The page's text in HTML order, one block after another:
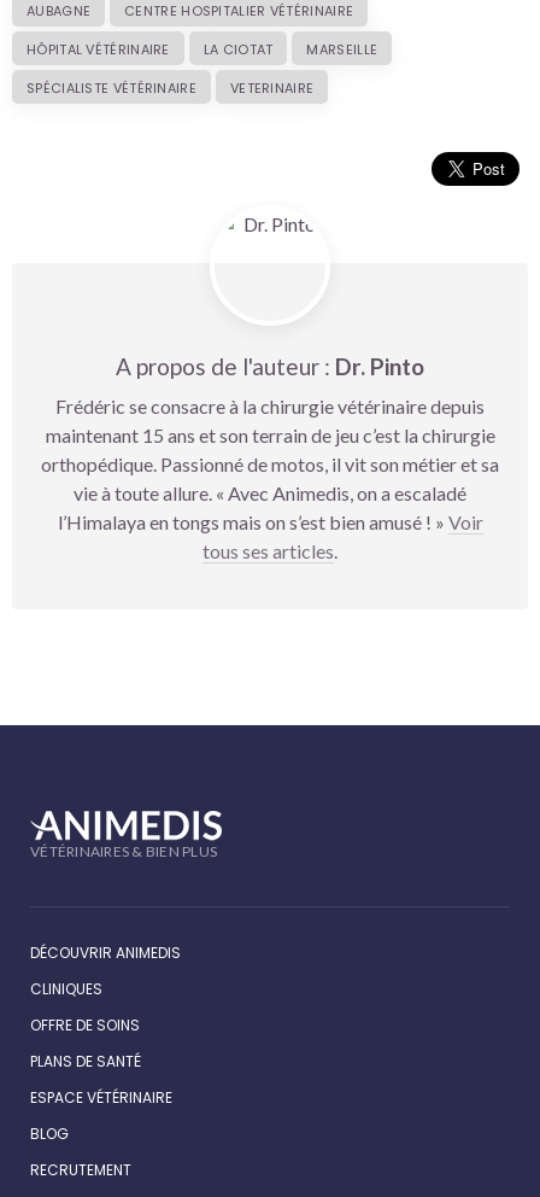
AUBAGNE
CENTRE HOSPITALIER VÉTÉRINAIRE
HÔPITAL VÉTÉRINAIRE
LA CIOTAT
MARSEILLE
SPÉCIALISTE VÉTÉRINAIRE
VETERINAIRE
A propos de l'auteur : Dr. Pinto
Frédéric se consacre à la chirurgie vétérinaire depuis
maintenant 15 ans et son terrain de jeu c’est la chirurgie
orthopédique. Passionné de motos, il vit son métier et sa
vie à toute allure. « Avec Animedis, on a escaladé
l’Himalaya en tongs mais on s’est bien amusé ! » Voir
tous ses articles.
VÉTÉRINAIRES & BIEN PLUS
DÉCOUVRIR ANIMEDIS
CLINIQUES
OFFRE DE SOINS
PLANS DE SANTÉ
ESPACE VÉTÉRINAIRE
BLOG
RECRUTEMENT